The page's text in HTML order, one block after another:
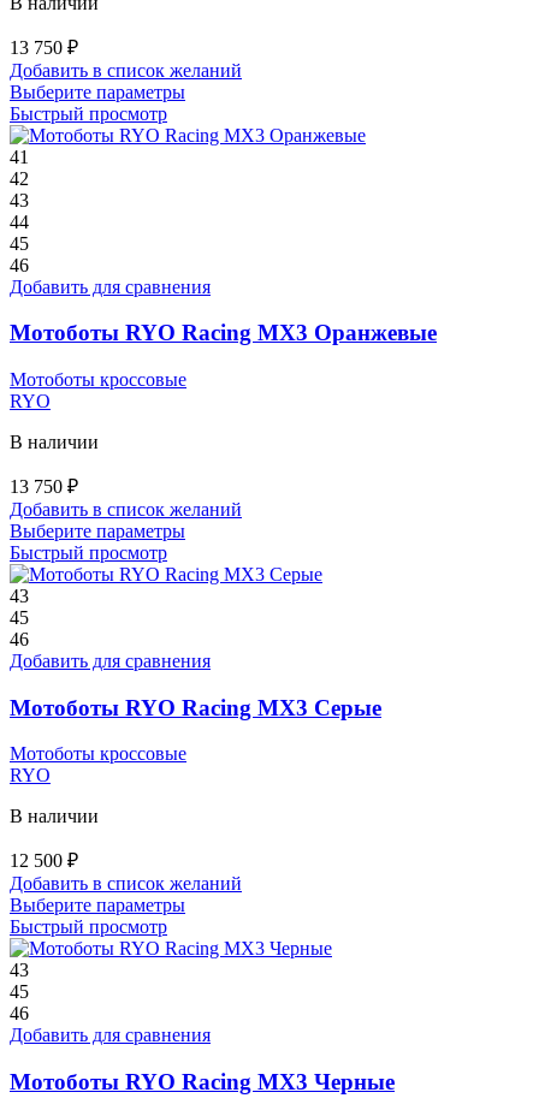
13 750 ₽
Добавить в список желаний
Выберите параметрыЭтот
имеет
странице
Быстрый просмотр
41
42
43
44
45
46
Добавить для сравнения
Мотоботы RYO Racing MX3 Оранжевые
Мотоботы кроссовые
RYO
В наличии
13 750 ₽
Добавить в список желаний
Выберите параметрыЭтот
имеет
можно
на
странице
товара.
Быстрый просмотр
43
45
46
Добавить для сравнения
Мотоботы RYO Racing MX3 Серые
Мотоботы кроссовые
RYO
В наличии
12 500 ₽
Добавить в список желаний
Выберите параметрыЭтот
имеет
можно
на
странице
Быстрый просмотр
43
45
46
Добавить для сравнения
Мотоботы RYO Racing MX3 Черные